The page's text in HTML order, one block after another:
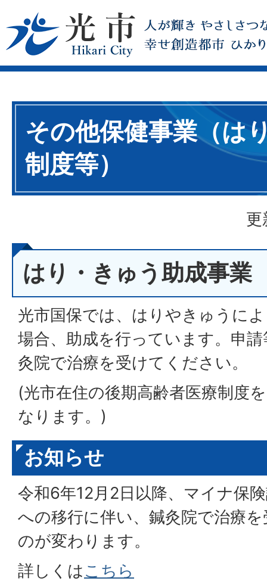
その他保健事業（は
制度等）
更
はり・きゅう助成事業
光市国保では、はりやきゅうに
場合、助成を行っています。申
灸院で治療を受けてください。
(光市在住の後期高齢者医療制度
なります。)
お知らせ
令和6年12月2日以降、マイナ保
への移行に伴い、鍼灸院で治療
のが変わります。
詳しくはこちら